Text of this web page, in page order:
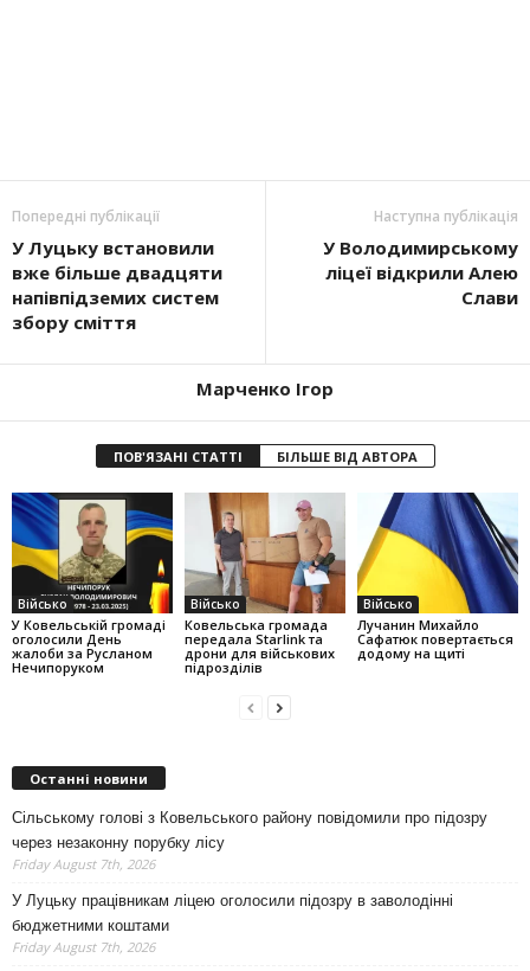
Попередні публікації
У Луцьку встановили
вже більше двадцяти
напівпідземих систем
збору сміття
Наступна публікація
У Володимирському
ліцеї відкрили Алею
Слави
Марченко Ігор
ПОВ'ЯЗАНІ СТАТТІ БІЛЬШЕ ВІД АВТОРА
Військо
У Ковельській громаді
оголосили День
жалоби за Русланом
Нечипоруком
Військо
Ковельська громада
передала Starlink та
дрони для військових
підрозділів
Військо
Лучанин Михайло
Сафатюк повертається
додому на щиті
Останні новини
Сільському голові з Ковельського району повідомили про підозру
через незаконну порубку лісу
Friday August 7th, 2026
У Луцьку працівникам ліцею оголосили підозру в заволодінні
бюджетними коштами
Friday August 7th, 2026